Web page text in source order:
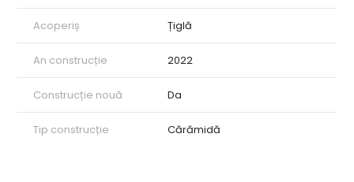
Acoperiș Țiglă
An construcție 2022
Construcție nouă Da
Tip construcție Cărămidă